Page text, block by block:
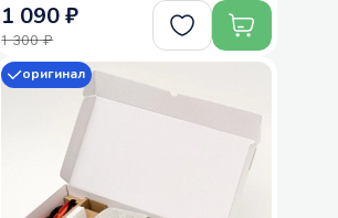
1 090 ₽
1 300 ₽
оригинал